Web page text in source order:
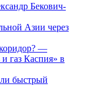
Бекович-
Азии через
—
газ Каспия» в
быстрый